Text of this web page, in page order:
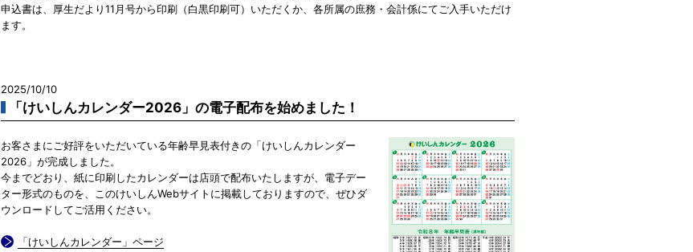
申込書は、厚生だより11月号から印刷（白黒印刷可）いただくか、各所属の庶務・会計係にてご入手いただけ
ます。
2025/10/10
「けいしんカレンダー2026」の電子配布を始めました！
お客さまにご好評をいただいている年齢早見表付きの「けいしんカレンダー
2026」が完成しました。
今までどおり、紙に印刷したカレンダーは店頭で配布いたしますが、電子デー
ター形式のものを、このけいしんWebサイトに掲載しておりますので、ぜひダ
ウンロードしてご活用ください。
「けいしんカレンダー」ページ